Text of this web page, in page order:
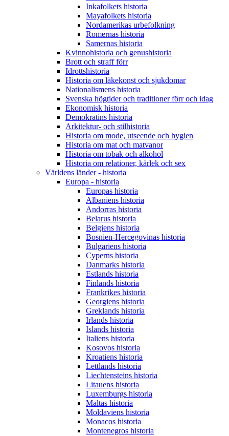
Inkafolkets historia
Mayafolkets historia
Nordamerikas urbefolkning
Romernas historia
Samernas historia
Kvinnohistoria och genushistoria
Brott och straff förr
Idrottshistoria
Historia om läkekonst och sjukdomar
Nationalismens historia
Svenska högtider och traditioner förr och idag
Ekonomisk historia
Demokratins historia
Arkitektur- och stilhistoria
Historia om mode, utseende och hygien
Historia om mat och matvanor
Historia om tobak och alkohol
Historia om relationer, kärlek och sex
Världens länder - historia
Europa - historia
Europas historia
Albaniens historia
Andorras historia
Belarus historia
Belgiens historia
Bosnien-Hercegovinas historia
Bulgariens historia
Cyperns historia
Danmarks historia
Estlands historia
Finlands historia
Frankrikes historia
Georgiens historia
Greklands historia
Irlands historia
Islands historia
Italiens historia
Kosovos historia
Kroatiens historia
Lettlands historia
Liechtensteins historia
Litauens historia
Luxemburgs historia
Maltas historia
Moldaviens historia
Monacos historia
Montenegros historia